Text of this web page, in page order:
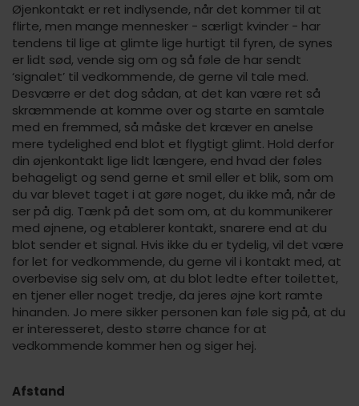
Øjenkontakt er ret indlysende, når det kommer til at
flirte, men mange mennesker - særligt kvinder - har
tendens til lige at glimte lige hurtigt til fyren, de synes
er lidt sød, vende sig om og så føle de har sendt
‘signalet’ til vedkommende, de gerne vil tale med.
Desværre er det dog sådan, at det kan være ret så
skræmmende at komme over og starte en samtale
med en fremmed, så måske det kræver en anelse
mere tydelighed end blot et flygtigt glimt. Hold derfor
din øjenkontakt lige lidt længere, end hvad der føles
behageligt og send gerne et smil eller et blik, som om
du var blevet taget i at gøre noget, du ikke må, når de
ser på dig. Tænk på det som om, at du kommunikerer
med øjnene, og etablerer kontakt, snarere end at du
blot sender et signal. Hvis ikke du er tydelig, vil det være
for let for vedkommende, du gerne vil i kontakt med, at
overbevise sig selv om, at du blot ledte efter toilettet,
en tjener eller noget tredje, da jeres øjne kort ramte
hinanden. Jo mere sikker personen kan føle sig på, at du
er interesseret, desto større chance for at
vedkommende kommer hen og siger hej.
Afstand